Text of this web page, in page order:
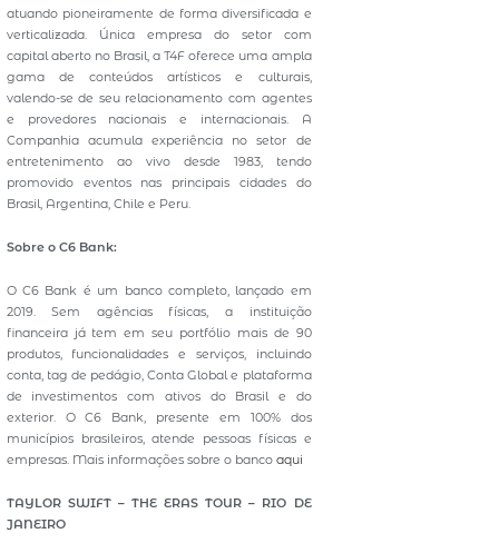
atuando pioneiramente de forma diversificada e
verticalizada. Única empresa do setor com
capital aberto no Brasil, a T4F oferece uma ampla
gama de conteúdos artísticos e culturais,
valendo-se de seu relacionamento com agentes
e provedores nacionais e internacionais. A
Companhia acumula experiência no setor de
entretenimento ao vivo desde 1983, tendo
promovido eventos nas principais cidades do
Brasil, Argentina, Chile e Peru.
Sobre o C6 Bank:
O C6 Bank é um banco completo, lançado em
2019. Sem agências físicas, a instituição
financeira já tem em seu portfólio mais de 90
produtos, funcionalidades e serviços, incluindo
conta, tag de pedágio, Conta Global e plataforma
de investimentos com ativos do Brasil e do
exterior. O C6 Bank, presente em 100% dos
municípios brasileiros, atende pessoas físicas e
empresas. Mais informações sobre o banco aqui
TAYLOR SWIFT – THE ERAS TOUR – RIO DE
JANEIRO